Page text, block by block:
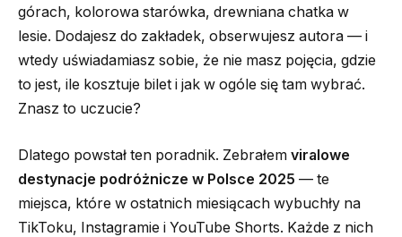
górach, kolorowa starówka, drewniana chatka w
lesie. Dodajesz do zakładek, obserwujesz autora — i
wtedy uświadamiasz sobie, że nie masz pojęcia, gdzie
to jest, ile kosztuje bilet i jak w ogóle się tam wybrać.
Znasz to uczucie?
Dlatego powstał ten poradnik. Zebrałem viralowe
destynacje podróżnicze w Polsce 2025 — te
miejsca, które w ostatnich miesiącach wybuchły na
TikToku, Instagramie i YouTube Shorts. Każde z nich